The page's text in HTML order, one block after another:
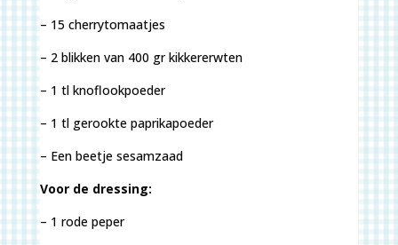
– 15 cherrytomaatjes
– 2 blikken van 400 gr kikkererwten
– 1 tl knoflookpoeder
– 1 tl gerookte paprikapoeder
– Een beetje sesamzaad
Voor de dressing:
– 1 rode peper